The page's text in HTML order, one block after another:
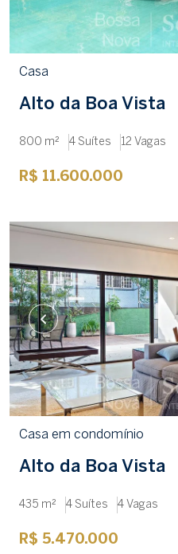
Casa
Alto da Boa Vista
800 m² 4 Suítes 12 Vagas
R$ 11.600.000
Casa em condomínio
Alto da Boa Vista
435 m² 4 Suítes 4 Vagas
R$ 5.470.000